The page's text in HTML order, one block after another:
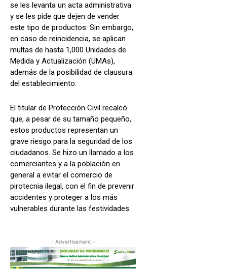
se les levanta un acta administrativa
y se les pide que dejen de vender
este tipo de productos. Sin embargo,
en caso de reincidencia, se aplican
multas de hasta 1,000 Unidades de
Medida y Actualización (UMAs),
además de la posibilidad de clausura
del establecimiento.
El titular de Protección Civil recalcó
que, a pesar de su tamaño pequeño,
estos productos representan un
grave riesgo para la seguridad de los
ciudadanos. Se hizo un llamado a los
comerciantes y a la población en
general a evitar el comercio de
pirotecnia ilegal, con el fin de prevenir
accidentes y proteger a los más
vulnerables durante las festividades.
- Advertisement -